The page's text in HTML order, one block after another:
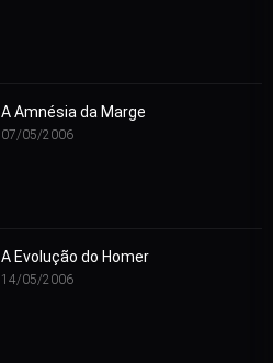
A Amnésia da Marge
07/05/2006
A Evolução do Homer
14/05/2006